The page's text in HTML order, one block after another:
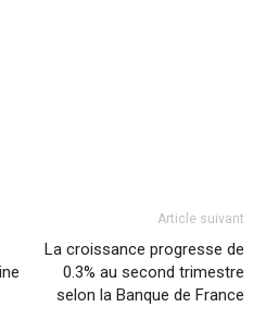
Article suivant
La croissance progresse de
0.3% au second trimestre
selon la Banque de France